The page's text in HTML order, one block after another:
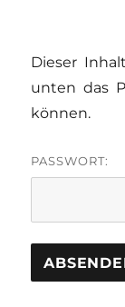
Dieser
unten das
können.
PASSWORT: